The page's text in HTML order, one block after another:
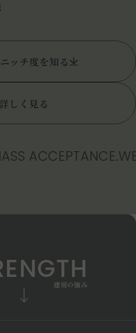
ッチ度を知る
詳しく見る
ACCEPTANCE.WE
ENGTH
建房の強み